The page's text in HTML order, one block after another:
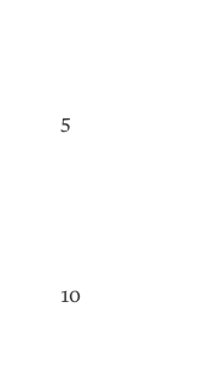
5
10